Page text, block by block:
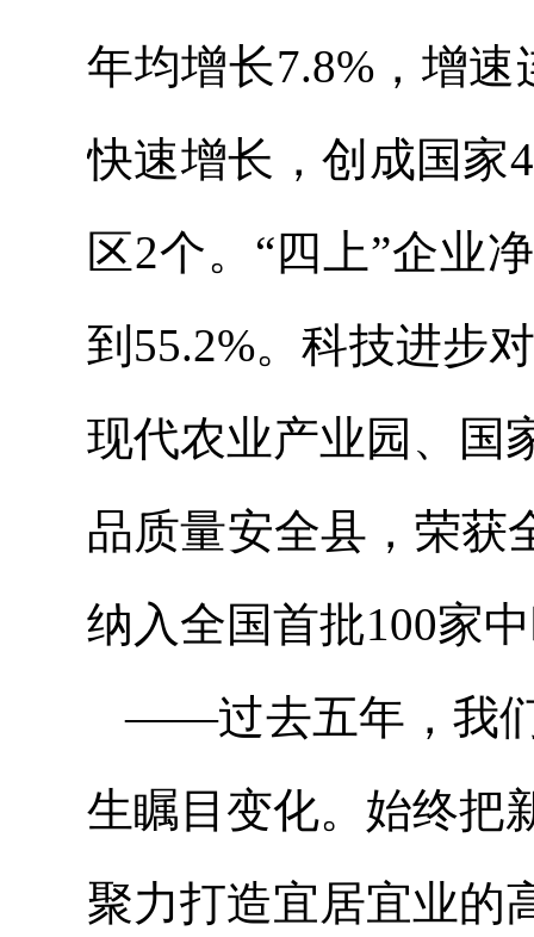
年均增长7.8%，增
快速增长，创成国家
区2个。“四上”企业
到55.2%。科技进步
现代农业产业园、国
品质量安全县，荣获
纳入全国首批100家
——过去五年，我
生瞩目变化。始终把
聚力打造宜居宜业的